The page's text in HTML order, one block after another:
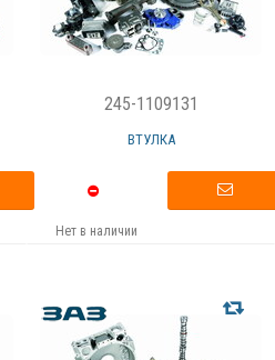
245-1109131
ВТУЛКА
Нет в наличии